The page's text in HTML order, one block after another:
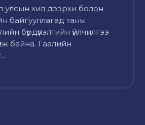
улсын хил дээрхи болон
байгууллагад таны
бүрдүүлэлтийн үйлчилгээ
байна. Гаалийн